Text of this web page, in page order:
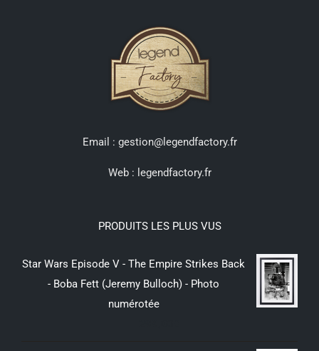
Email : gestion@legendfactory.fr
Web : legendfactory.fr
PRODUITS LES PLUS VUS
Star Wars Episode V - The Empire Strikes Back
- Boba Fett (Jeremy Bulloch) - Photo
numérotée